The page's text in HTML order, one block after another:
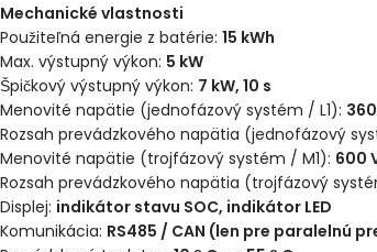
Mechanické vlastnosti
Použiteľná energie z batérie: 15 kWh
Max. výstupný výkon: 5 kW
Špičkový výstupný výkon: 7 kW, 10 s
Menovité napätie (jednofázový systém / L1):
Rozsah prevádzkového napätia (jednofázový
Menovité napätie (trojfázový systém / M1): 600
Rozsah prevádzkového napätia (trojfázový
Displej: indikátor stavu SOC, indikátor LED
Komunikácia: RS485 / CAN (len pre paralelnú